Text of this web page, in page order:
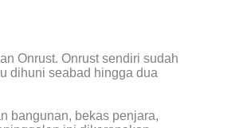
Onrust. Onrust sendiri sudah
dihuni seabad hingga dua
bangunan, bekas penjara,